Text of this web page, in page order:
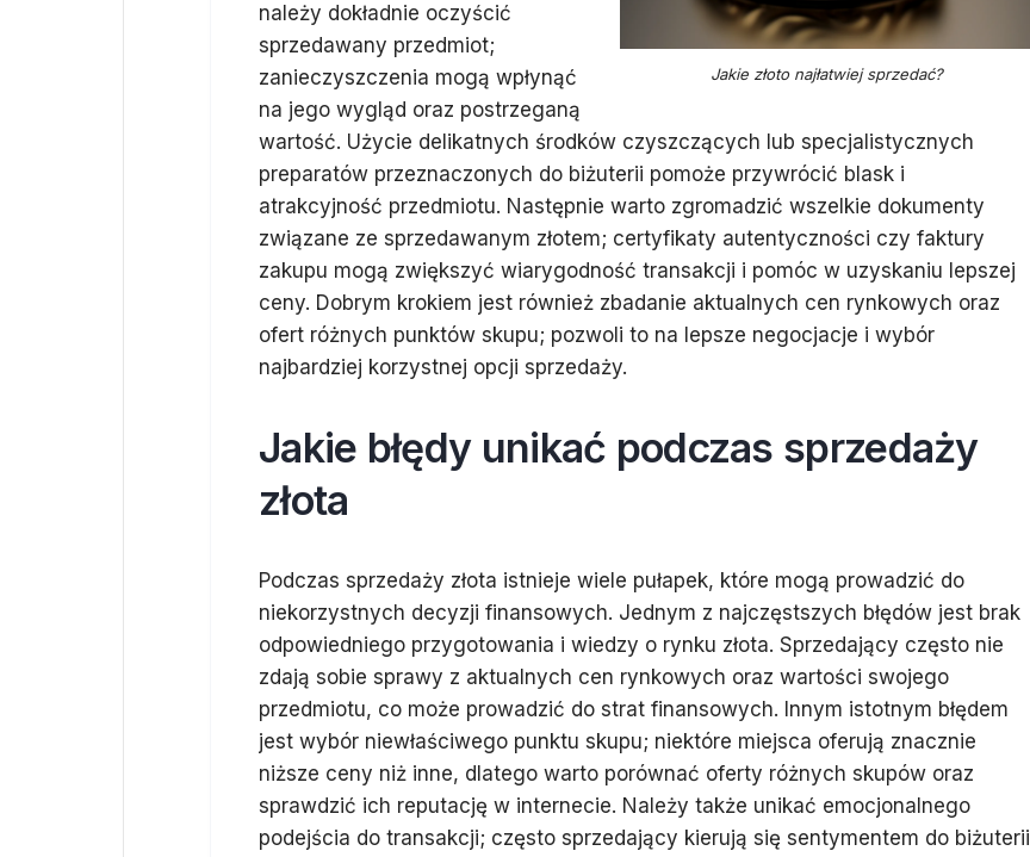
Jakie złoto najłatwiej sprzedać?
należy dokładnie oczyścić
sprzedawany przedmiot;
zanieczyszczenia mogą wpłynąć
na jego wygląd oraz postrzeganą
wartość. Użycie delikatnych środków czyszczących lub specjalistycznych
preparatów przeznaczonych do biżuterii pomoże przywrócić blask i
atrakcyjność przedmiotu. Następnie warto zgromadzić wszelkie dokumenty
związane ze sprzedawanym złotem; certyfikaty autentyczności czy faktury
zakupu mogą zwiększyć wiarygodność transakcji i pomóc w uzyskaniu lepszej
ceny. Dobrym krokiem jest również zbadanie aktualnych cen rynkowych oraz
ofert różnych punktów skupu; pozwoli to na lepsze negocjacje i wybór
najbardziej korzystnej opcji sprzedaży.
Jakie błędy unikać podczas sprzedaży
złota
Podczas sprzedaży złota istnieje wiele pułapek, które mogą prowadzić do
niekorzystnych decyzji finansowych. Jednym z najczęstszych błędów jest brak
odpowiedniego przygotowania i wiedzy o rynku złota. Sprzedający często nie
zdają sobie sprawy z aktualnych cen rynkowych oraz wartości swojego
przedmiotu, co może prowadzić do strat finansowych. Innym istotnym błędem
jest wybór niewłaściwego punktu skupu; niektóre miejsca oferują znacznie
niższe ceny niż inne, dlatego warto porównać oferty różnych skupów oraz
sprawdzić ich reputację w internecie. Należy także unikać emocjonalnego
podejścia do transakcji; często sprzedający kierują się sentymentem do biżuterii